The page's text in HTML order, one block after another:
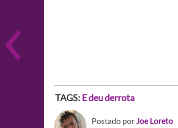
TAGS: E deu derrota
Postado porJoe Loreto